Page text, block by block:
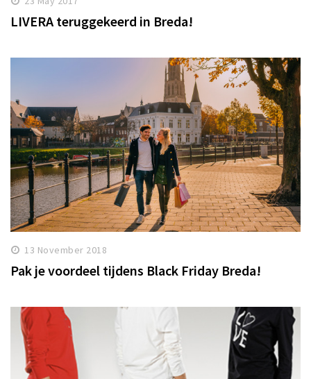
LIVERA teruggekeerd in Breda!
13 November 2018
Pak je voordeel tijdens Black Friday Breda!